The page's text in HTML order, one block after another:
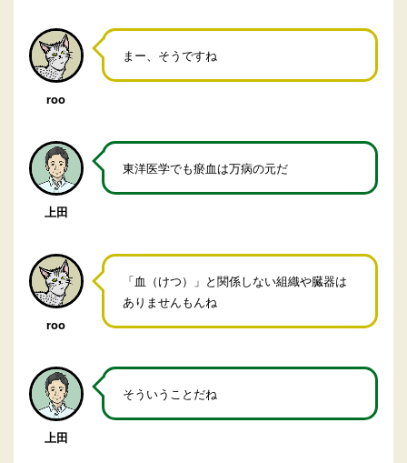
roo
まー、そうですね
上田
東洋医学でも瘀血は万病の元だ
roo
「血（けつ）」と関係しない組織や臓器は
ありませんもんね
上田
そういうことだね